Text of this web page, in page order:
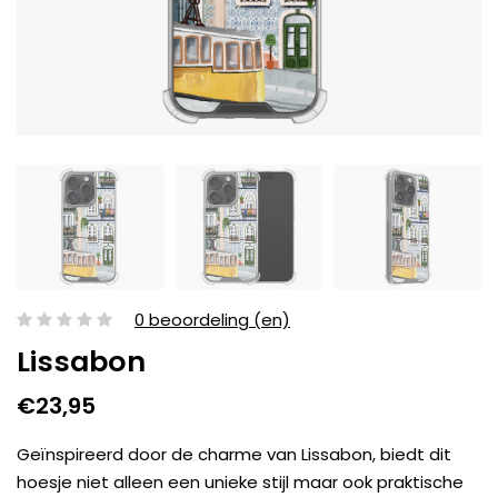
0 beoordeling (en)
Lissabon
€23,95
Geïnspireerd door de charme van Lissabon, biedt dit
hoesje niet alleen een unieke stijl maar ook praktische